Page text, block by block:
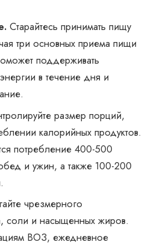
Старайтесь принимать пищу
три основных приема пищи
поддерживать
в течение дня и
размер порций,
калорийных продуктов.
потребление 400-500
и ужин, а также 100-200
чрезмерного
соли и насыщенных жиров.
ВОЗ, ежедневное